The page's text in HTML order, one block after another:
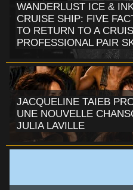
WANDERLUST ICE &
CRUISE SHIP: FIVE
TO RETURN TO A
PROFESSIONAL PAIR
JACQUELINE TAIEB
UNE NOUVELLE
JULIA LAVILLE